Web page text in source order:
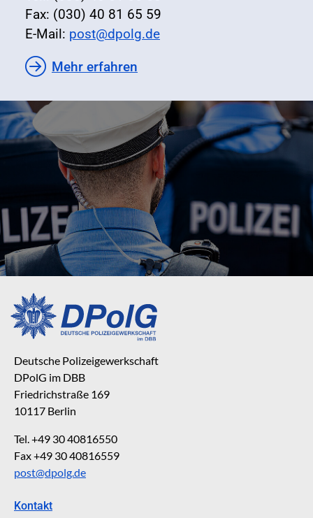
Fax: (030) 40 81 65 59
E-Mail: post@dpolg.de
Mehr erfahren
Deutsche Polizeigewerkschaft
DPolG im DBB
Friedrichstraße 169
10117 Berlin
Tel. +49 30 40816550
Fax +49 30 40816559
post@dpolg.de
Kontakt